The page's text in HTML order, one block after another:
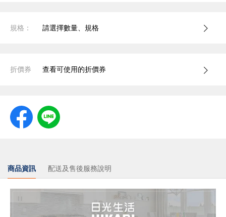
規格： 請選擇數量、規格
折價券 查看可使用的折價券
商品資訊 配送及售後服務說明